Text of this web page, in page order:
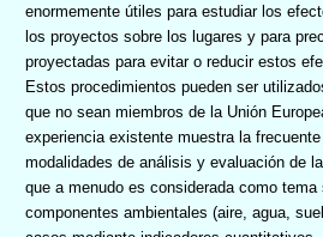
enormemente útiles para estudiar los
los proyectos sobre los lugares y para
proyectadas para evitar o reducir estos
Estos procedimientos pueden ser
que no sean miembros de la Unión
experiencia existente muestra la
modalidades de análisis y evaluación de
que a menudo es considerada como
componentes ambientales (aire, agua,